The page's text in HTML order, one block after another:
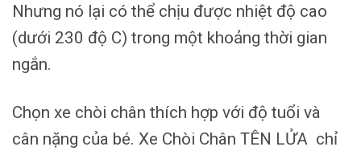
Nhưng nó lại có thể chịu được nhiệt độ cao
(dưới 230 độ C) trong một khoảng thời gian
ngắn.
Chọn xe chòi chân thích hợp với độ tuổi và
cân nặng của bé. Xe Chòi Chân TÊN LỬA chỉ